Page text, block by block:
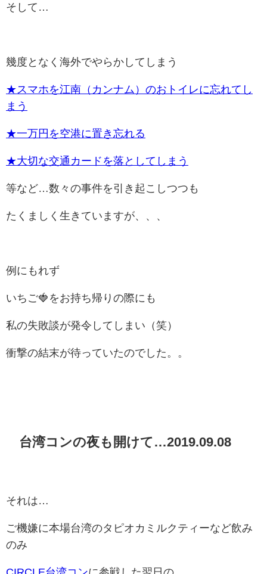
そして…
幾度となく海外でやらかしてしまう
★スマホを江南（カンナム）のおトイレに忘れてし
まう
★一万円を空港に置き忘れる
★大切な交通カードを落としてしまう
等など…数々の事件を引き起こしつつも
たくましく生きていますが、、、
例にもれず
いちご🍓をお持ち帰りの際にも
私の失敗談が発令してしまい（笑）
衝撃の結末が待っていたのでした。。
台湾コンの夜も開けて…2019.09.08
それは…
ご機嫌に本場台湾のタピオカミルクティーなど飲み
のみ